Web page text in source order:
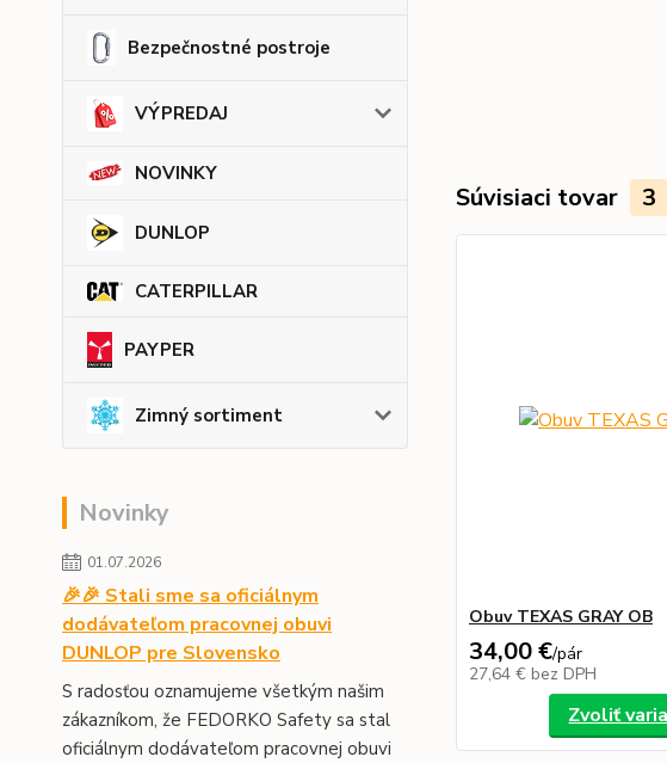
Bezpečnostné postroje
VÝPREDAJ
NOVINKY
DUNLOP
CATERPILLAR
PAYPER
Zimný sortiment
Novinky
01.07.2026
🎉🎉 Stali sme sa oficiálnym
dodávateľom pracovnej obuvi
DUNLOP pre Slovensko
S radosťou oznamujeme všetkým našim
zákazníkom, že FEDORKO Safety sa stal
oficiálnym dodávateľom pracovnej obuvi
Súvisiaci tovar 3
Obuv TEXAS GRAY OB
34,00 €/pár
27,64 € bez DPH
Zvoliť